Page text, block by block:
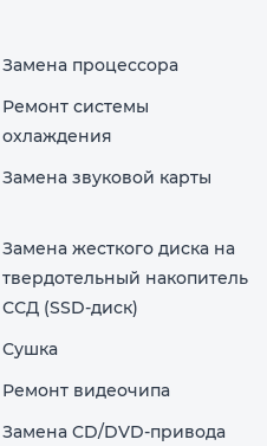
Замена процессора
Ремонт системы
охлаждения
Замена звуковой карты
Замена жесткого диска на
твердотельный накопитель
ССД (SSD-диск)
Сушка
Ремонт видеочипа
Замена CD/DVD-привода